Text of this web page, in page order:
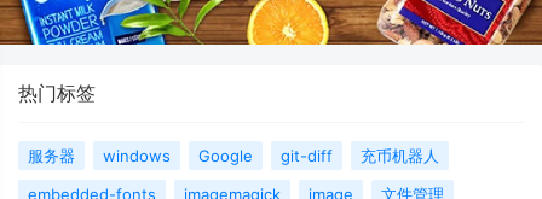
热门标签
服务器 windows Google git-diff
充币机器人
embedded-fonts
imagemagick image
文件管理